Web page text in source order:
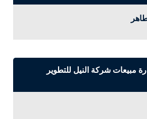
مبيعات شركة النيل للتطوير